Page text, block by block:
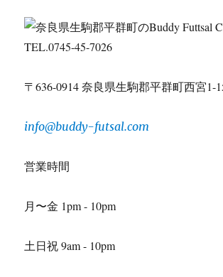
TEL.0745-45-7026
〒636-0914 奈良県生駒郡平群町西宮1-
info@buddy-futsal.com
営業時間
月〜金 1pm - 10pm
土日祝 9am - 10pm